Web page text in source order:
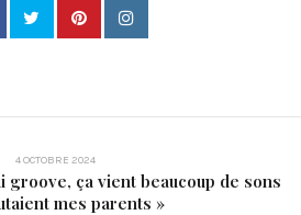
4 OCTOBRE 2024
groove, ça vient beaucoup de sons
mes parents »